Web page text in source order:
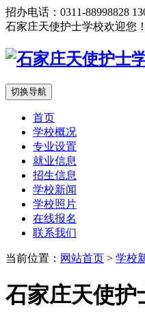
招办电话：0311-88998828
石家庄天使护士学校欢迎您！
切换导航
首页
学校概况
专业设置
就业信息
招生信息
学校新闻
学校照片
在线报名
联系我们
当前位置： 网站首页 > 学校
石家庄天使护